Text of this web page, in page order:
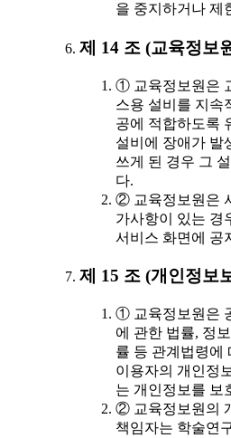
을 중지하거나 제
제 14 조 (교육정보
① 교육정보원은
스용 설비를 지속
공에 적합하도록
설비에 장애가 발
쓰게 된 경우 그
다.
② 교육정보원은
가사항이 있는 경
서비스 화면에 공
제 15 조 (개인정보
① 교육정보원은
에 관한 법률, 정
률 등 관계법령에
이용자의 개인정
는 개인정보를 보
② 교육정보원의
책임자는 학술연